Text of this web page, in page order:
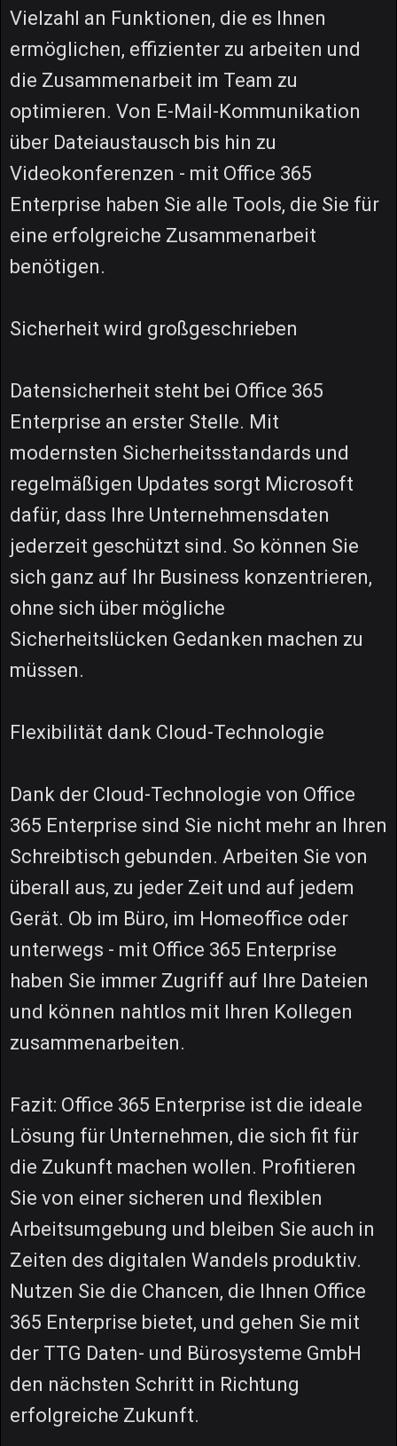
Vielzahl an Funktionen, die es Ihnen
ermöglichen, effizienter zu arbeiten und
die Zusammenarbeit im Team zu
optimieren. Von E-Mail-Kommunikation
über Dateiaustausch bis hin zu
Videokonferenzen - mit Office 365
Enterprise haben Sie alle Tools, die Sie für
eine erfolgreiche Zusammenarbeit
benötigen.
Sicherheit wird großgeschrieben
Datensicherheit steht bei Office 365
Enterprise an erster Stelle. Mit
modernsten Sicherheitsstandards und
regelmäßigen Updates sorgt Microsoft
dafür, dass Ihre Unternehmensdaten
jederzeit geschützt sind. So können Sie
sich ganz auf Ihr Business konzentrieren,
ohne sich über mögliche
Sicherheitslücken Gedanken machen zu
müssen.
Flexibilität dank Cloud-Technologie
Dank der Cloud-Technologie von Office
365 Enterprise sind Sie nicht mehr an Ihren
Schreibtisch gebunden. Arbeiten Sie von
überall aus, zu jeder Zeit und auf jedem
Gerät. Ob im Büro, im Homeoffice oder
unterwegs - mit Office 365 Enterprise
haben Sie immer Zugriff auf Ihre Dateien
und können nahtlos mit Ihren Kollegen
zusammenarbeiten.
Fazit: Office 365 Enterprise ist die ideale
Lösung für Unternehmen, die sich fit für
die Zukunft machen wollen. Profitieren
Sie von einer sicheren und flexiblen
Arbeitsumgebung und bleiben Sie auch in
Zeiten des digitalen Wandels produktiv.
Nutzen Sie die Chancen, die Ihnen Office
365 Enterprise bietet, und gehen Sie mit
der TTG Daten- und Bürosysteme GmbH
den nächsten Schritt in Richtung
erfolgreiche Zukunft.